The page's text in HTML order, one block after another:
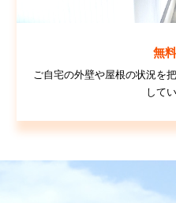
無
ご自宅の外壁や屋根の状況を
して